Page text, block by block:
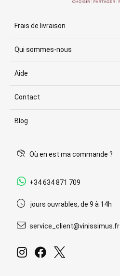
Frais de livraison
Qui sommes-nous
Aide
Contact
Blog
Où en est ma commande ?
+34 634 871 709
jours ouvrables, de 9 à 14h
service_client@vinissimus.fr